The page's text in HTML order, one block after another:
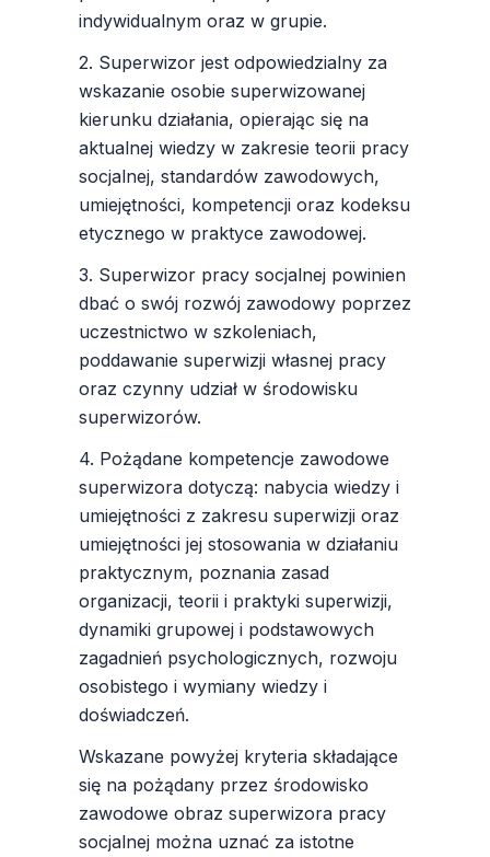
indywidualnym oraz w grupie.
2. Superwizor jest odpowiedzialny za
wskazanie osobie superwizowanej
kierunku działania, opierając się na
aktualnej wiedzy w zakresie teorii pracy
socjalnej, standardów zawodowych,
umiejętności, kompetencji oraz kodeksu
etycznego w praktyce zawodowej.
3. Superwizor pracy socjalnej powinien
dbać o swój rozwój zawodowy poprzez
uczestnictwo w szkoleniach,
poddawanie superwizji własnej pracy
oraz czynny udział w środowisku
superwizorów.
4. Pożądane kompetencje zawodowe
superwizora dotyczą: nabycia wiedzy i
umiejętności z zakresu superwizji oraz
umiejętności jej stosowania w działaniu
praktycznym, poznania zasad
organizacji, teorii i praktyki superwizji,
dynamiki grupowej i podstawowych
zagadnień psychologicznych, rozwoju
osobistego i wymiany wiedzy i
doświadczeń.
Wskazane powyżej kryteria składające
się na pożądany przez środowisko
zawodowe obraz superwizora pracy
socjalnej można uznać za istotne